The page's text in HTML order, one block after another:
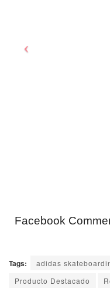
Facebook
Tags: adidas
Producto Destacado